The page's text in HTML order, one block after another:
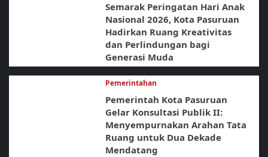
Semarak Peringatan Hari Anak
Nasional 2026, Kota Pasuruan
Hadirkan Ruang Kreativitas
dan Perlindungan bagi
Generasi Muda
Pemerintahan
Pemerintah Kota Pasuruan
Gelar Konsultasi Publik II:
Menyempurnakan Arahan Tata
Ruang untuk Dua Dekade
Mendatang